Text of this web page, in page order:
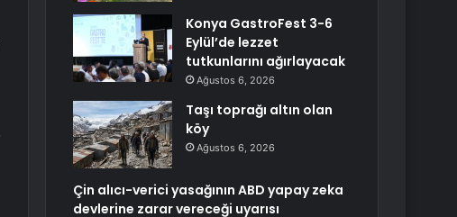
Konya GastroFest 3-6
Eylül’de lezzet
tutkunlarını ağırlayacak
Ağustos 6, 2026
Taşı toprağı altın olan
köy
Ağustos 6, 2026
Çin alıcı-verici yasağının ABD yapay zeka
devlerine zarar vereceği uyarısı